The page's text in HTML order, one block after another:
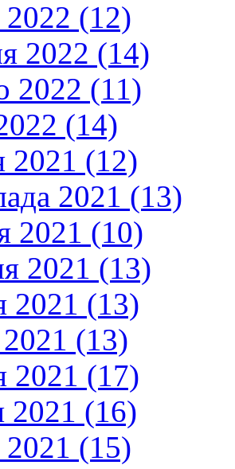
2022 (12)
2022 (14)
2022 (11)
(14)
2021 (12)
2021 (13)
2021 (10)
2021 (13)
2021 (13)
(13)
2021 (17)
2021 (16)
2021 (15)